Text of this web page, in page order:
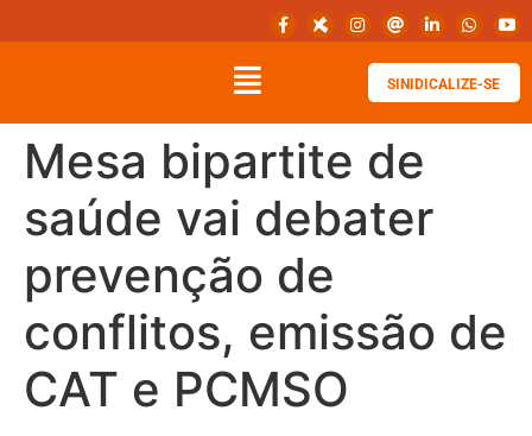
SINIDICALIZE-SE
Mesa bipartite de
saúde vai debater
prevenção de
conflitos, emissão de
CAT e PCMSO